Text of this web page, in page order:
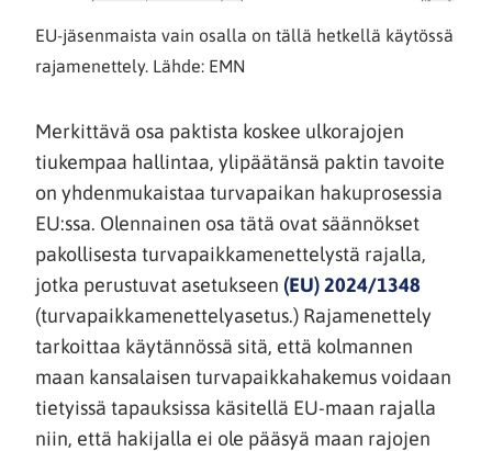
EU-jäsenmaista vain osalla on tällä hetkellä käytössä
rajamenettely. Lähde: EMN
Merkittävä osa paktista koskee ulkorajojen
tiukempaa hallintaa, ylipäätänsä paktin tavoite
on yhdenmukaistaa turvapaikan hakuprosessia
EU:ssa. Olennainen osa tätä ovat säännökset
pakollisesta turvapaikkamenettelystä rajalla,
jotka perustuvat asetukseen (EU) 2024/1348
toiseen
(turvapaikkamenettelyasetus.) Rajamenettely
tarkoittaa käytännössä sitä, että kolmannen
maan kansalaisen turvapaikkahakemus voidaan
tietyissä tapauksissa käsitellä EU-maan rajalla
niin, että hakijalla ei ole pääsyä maan rajojen